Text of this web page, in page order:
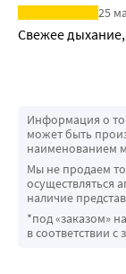
25
Свежее дыхание,
Информация о
может быть
наименованием
Мы не продаем
осуществляться
наличие
*под «заказом» на
в соответствии